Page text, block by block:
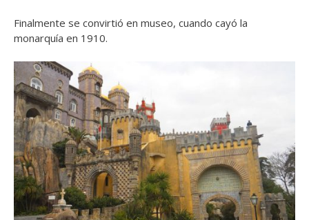
Finalmente se convirtió en museo, cuando cayó la
monarquía en 1910.